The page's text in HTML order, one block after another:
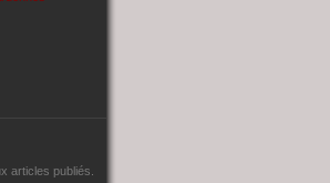
articles publiés.